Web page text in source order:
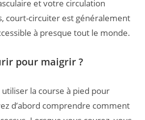
et votre circulation
court-circuiter est généralement
à presque tout le monde.
pour maigrir ?
utiliser la course à pied pour
d’abord comprendre comment